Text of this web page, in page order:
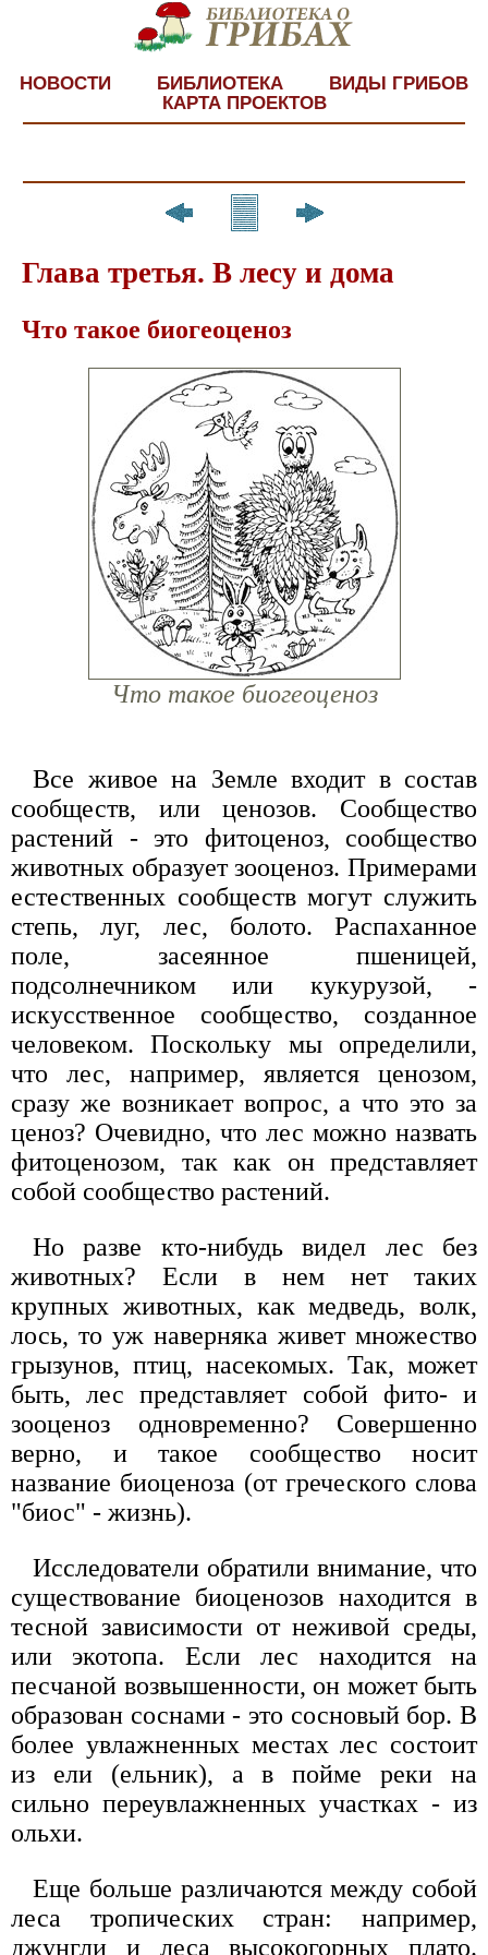
НОВОСТИ БИБЛИОТЕКА
ВИДЫ ГРИБОВ
КАРТА ПРОЕКТОВ
Глава третья. В лесу и дома
Что такое биогеоценоз
Что такое биогеоценоз
Все живое на Земле входит в состав
сообществ, или ценозов. Сообщество
растений - это фитоценоз, сообщество
животных образует зооценоз. Примерами
естественных сообществ могут служить
степь, луг, лес, болото. Распаханное
поле, засеянное пшеницей,
подсолнечником или кукурузой, -
искусственное сообщество, созданное
человеком. Поскольку мы определили,
что лес, например, является ценозом,
сразу же возникает вопрос, а что это за
ценоз? Очевидно, что лес можно назвать
фитоценозом, так как он представляет
собой сообщество растений.
Но разве кто-нибудь видел лес без
животных? Если в нем нет таких
крупных животных, как медведь, волк,
лось, то уж наверняка живет множество
грызунов, птиц, насекомых. Так, может
быть, лес представляет собой фито- и
зооценоз одновременно? Совершенно
верно, и такое сообщество носит
название биоценоза (от греческого слова
"биос" - жизнь).
Исследователи обратили внимание, что
существование биоценозов находится в
тесной зависимости от неживой среды,
или экотопа. Если лес находится на
песчаной возвышенности, он может быть
образован соснами - это сосновый бор. В
более увлажненных местах лес состоит
из ели (ельник), а в пойме реки на
сильно переувлажненных участках - из
ольхи.
Еще больше различаются между собой
леса тропических стран: например,
джунгли и леса высокогорных плато.